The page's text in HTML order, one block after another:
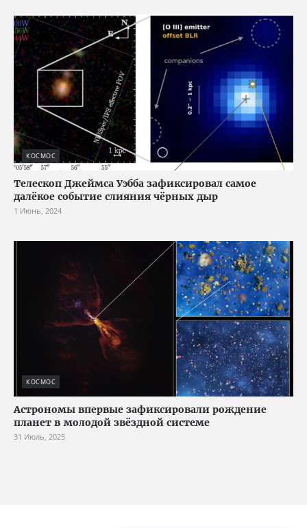
КОСМОС
Телескоп Джеймса Уэбба зафиксировал самое
далёкое событие слияния чёрных дыр
1 Июнь, 2024
КОСМОС
Астрономы впервые зафиксировали рождение
планет в молодой звёздной системе
31 Июль, 2025